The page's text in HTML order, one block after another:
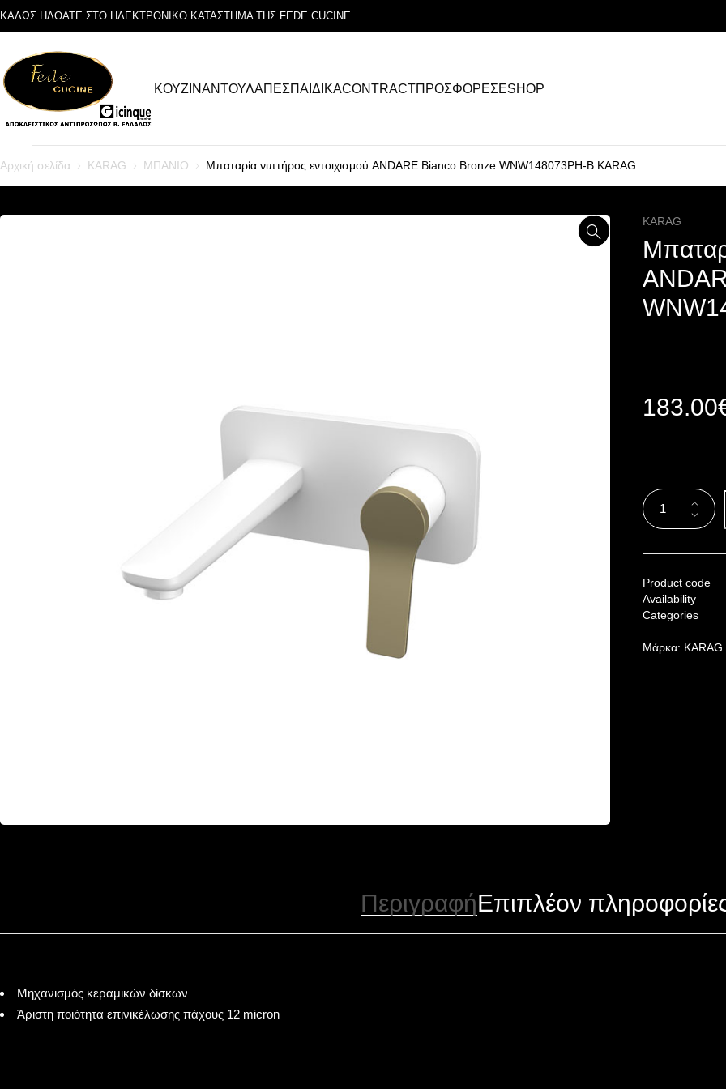
ΚΑΛΩΣ ΗΛΘΑΤΕ ΣΤΟ ΗΛΕΚΤΡΟΝΙΚΟ ΚΑΤΑΣΤΗΜΑ ΤΗΣ FEDE CUCINE
ΚΟΥΖΙΝΑΝΤΟΥΛΑΠΕΣΠΑΙΔΙΚΑCONTRACTΠΡΟΣΦΟΡΕΣESHOP
Αρχική σελίδα KARAG ΜΠΑΝΙΟ Μπαταρία νιπτήρος εντοιχισμού ANDARE Bianco Bronze WNW148073PH-B KARAG
KARAG
183.00
Product code
Availability
Categories
Μάρκα: KARAG
ΠεριγραφήΕπιπλέον
Μηχανισμός κεραμικών δίσκων
Άριστη ποιότητα επινικέλωσης πάχους 12 micron